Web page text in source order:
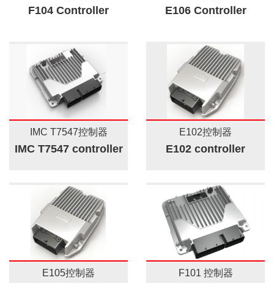
F104 Controller E106 Controller
IMC T7547控制器
IMC T7547 controller
E102控制器
E102 controller
E105控制器 F101 控制器